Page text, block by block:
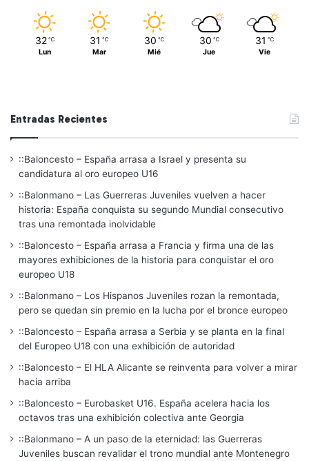
32 ℃
Lun
31 ℃
Mar
30 ℃
Mié
30 ℃
Jue
31 ℃
Vie
Entradas Recientes
::Baloncesto – España arrasa a Israel y presenta su
candidatura al oro europeo U16
::Balonmano – Las Guerreras Juveniles vuelven a hacer
historia: España conquista su segundo Mundial consecutivo
tras una remontada inolvidable
::Baloncesto – España arrasa a Francia y firma una de las
mayores exhibiciones de la historia para conquistar el oro
europeo U18
::Balonmano – Los Hispanos Juveniles rozan la remontada,
pero se quedan sin premio en la lucha por el bronce europeo
::Baloncesto – España arrasa a Serbia y se planta en la final
del Europeo U18 con una exhibición de autoridad
::Baloncesto – El HLA Alicante se reinventa para volver a mirar
hacia arriba
::Baloncesto – Eurobasket U16. España acelera hacia los
octavos tras una exhibición colectiva ante Georgia
::Balonmano – A un paso de la eternidad: las Guerreras
Juveniles buscan revalidar el trono mundial ante Montenegro